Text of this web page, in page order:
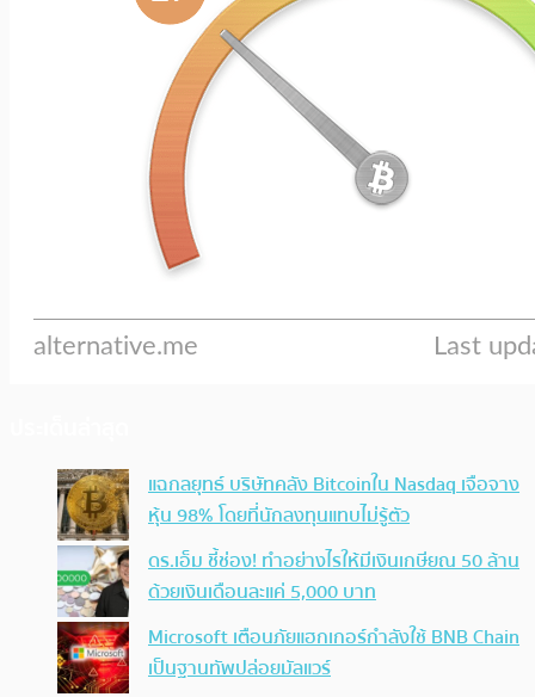
แฉกลยุทธ์ บริษัทคลัง Bitcoinใน Nasdaq เจือจาง
หุ้น 98% โดยที่นักลงทุนแทบไม่รู้ตัว
ดร.เอ็ม ชี้ช่อง! ทำอย่างไรให้มีเงินเกษียณ 50 ล้าน
ด้วยเงินเดือนละแค่ 5,000 บาท
Microsoft เตือนภัยแฮกเกอร์กำลังใช้ BNB Chain
เป็นฐานทัพปล่อยมัลแวร์